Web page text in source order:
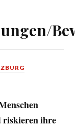
riskieren ihre